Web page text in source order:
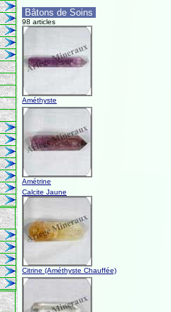
Bâtons de Soins
98 articles
Améthyste
Amétrine
Calcite Jaune
Citrine (Améthyste Chauffée)